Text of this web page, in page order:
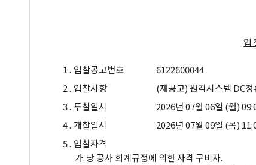
입
1 . 입찰공고번호
6122600044
2 . 입찰사항
(재공고) 원격시스템 DC
3 . 투찰일시
2026년 07월 06일 (월)
4 . 개찰일시
2026년 07월 09일 (목)
5 . 입찰자격
가.당 공사 회계규정에 의한 자격 구비자.